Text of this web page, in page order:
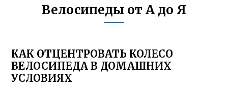
Велосипеды от А до Я
КАК ОТЦЕНТРОВАТЬ КОЛЕСО
ВЕЛОСИПЕДА В ДОМАШНИХ
УСЛОВИЯХ